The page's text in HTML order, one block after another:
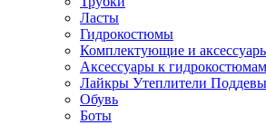
Ласты
Гидрокостюмы
Комплектующие и
Аксессуары к гидрокостюмам
Лайкры Утеплители Поддевы
Обувь
Боты